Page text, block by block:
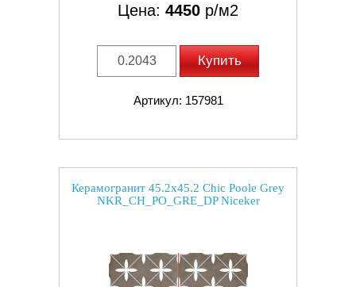
Цена: 4450 р/м2
Купить
Артикул: 157981
Керамогранит 45.2x45.2 Chic Poole Grey
NKR_CH_PO_GRE_DP Niceker